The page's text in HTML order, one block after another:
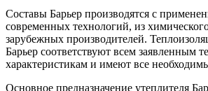
Составы Барьер производятся с
современных технологий, из
зарубежных производителей.
Барьер соответствуют всем заявленным
характеристикам и имеют все
Основное предназначение утеплителя